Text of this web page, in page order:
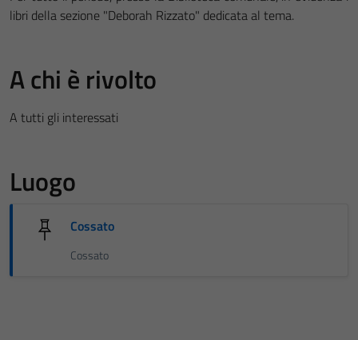
libri della sezione "Deborah Rizzato" dedicata al tema.
A chi è rivolto
A tutti gli interessati
Luogo
Cossato
Cossato